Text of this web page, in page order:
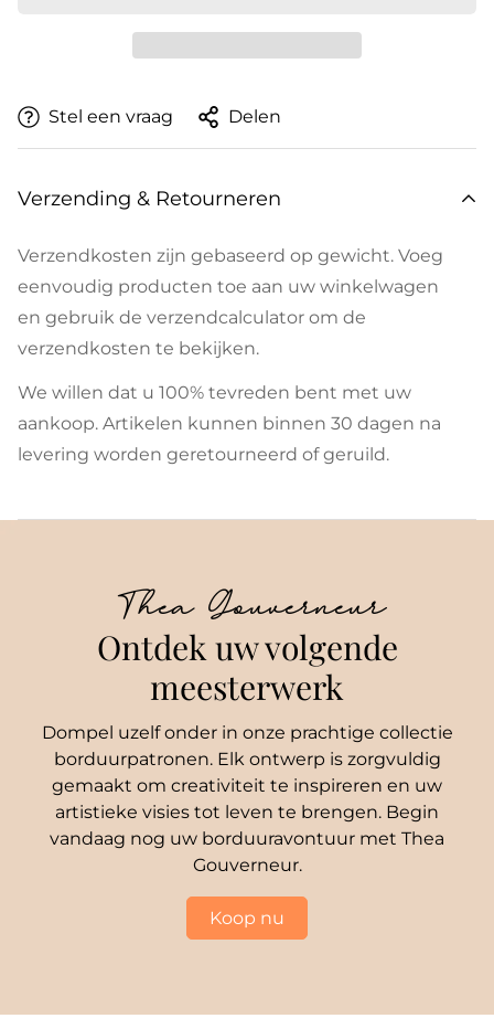
Stel een vraag Delen
Verzending & Retourneren
Verzendkosten zijn gebaseerd op gewicht. Voeg
eenvoudig producten toe aan uw winkelwagen
en gebruik de verzendcalculator om de
verzendkosten te bekijken.
We willen dat u 100% tevreden bent met uw
aankoop. Artikelen kunnen binnen 30 dagen na
levering worden geretourneerd of geruild.
Thea Gouverneur
Ontdek uw volgende
meesterwerk
Dompel uzelf onder in onze prachtige collectie
borduurpatronen. Elk ontwerp is zorgvuldig
gemaakt om creativiteit te inspireren en uw
artistieke visies tot leven te brengen. Begin
vandaag nog uw borduuravontuur met Thea
Gouverneur.
Koop nu